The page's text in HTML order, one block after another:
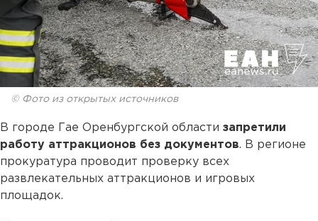
© Фото из открытых источников
В городе Гае Оренбургской области запретили
работу аттракционов без документов. В регионе
прокуратура проводит проверку всех
развлекательных аттракционов и игровых
площадок.